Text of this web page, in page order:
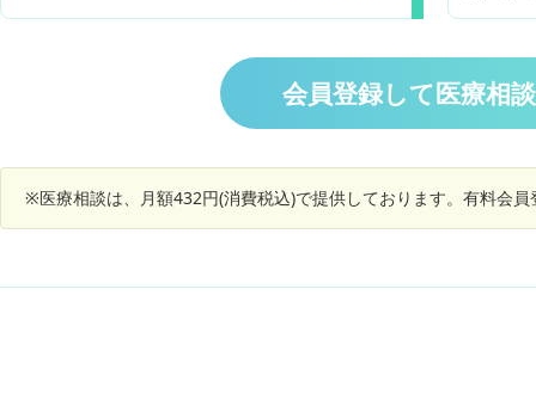
会員登録して医療相
※医療相談は、月額432円(消費税込)で提供しております。有料会